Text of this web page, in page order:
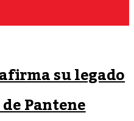
su legado
Pantene